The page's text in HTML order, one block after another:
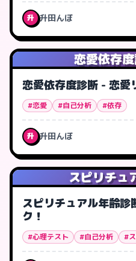
升 升田んぼ
恋愛依存
恋愛依存度診断 - 恋愛
#恋愛 #自己分析 #依存
升 升田んぼ
スピリチュ
スピリチュアル年齢診
ク！
#心理テスト #自己分析 #